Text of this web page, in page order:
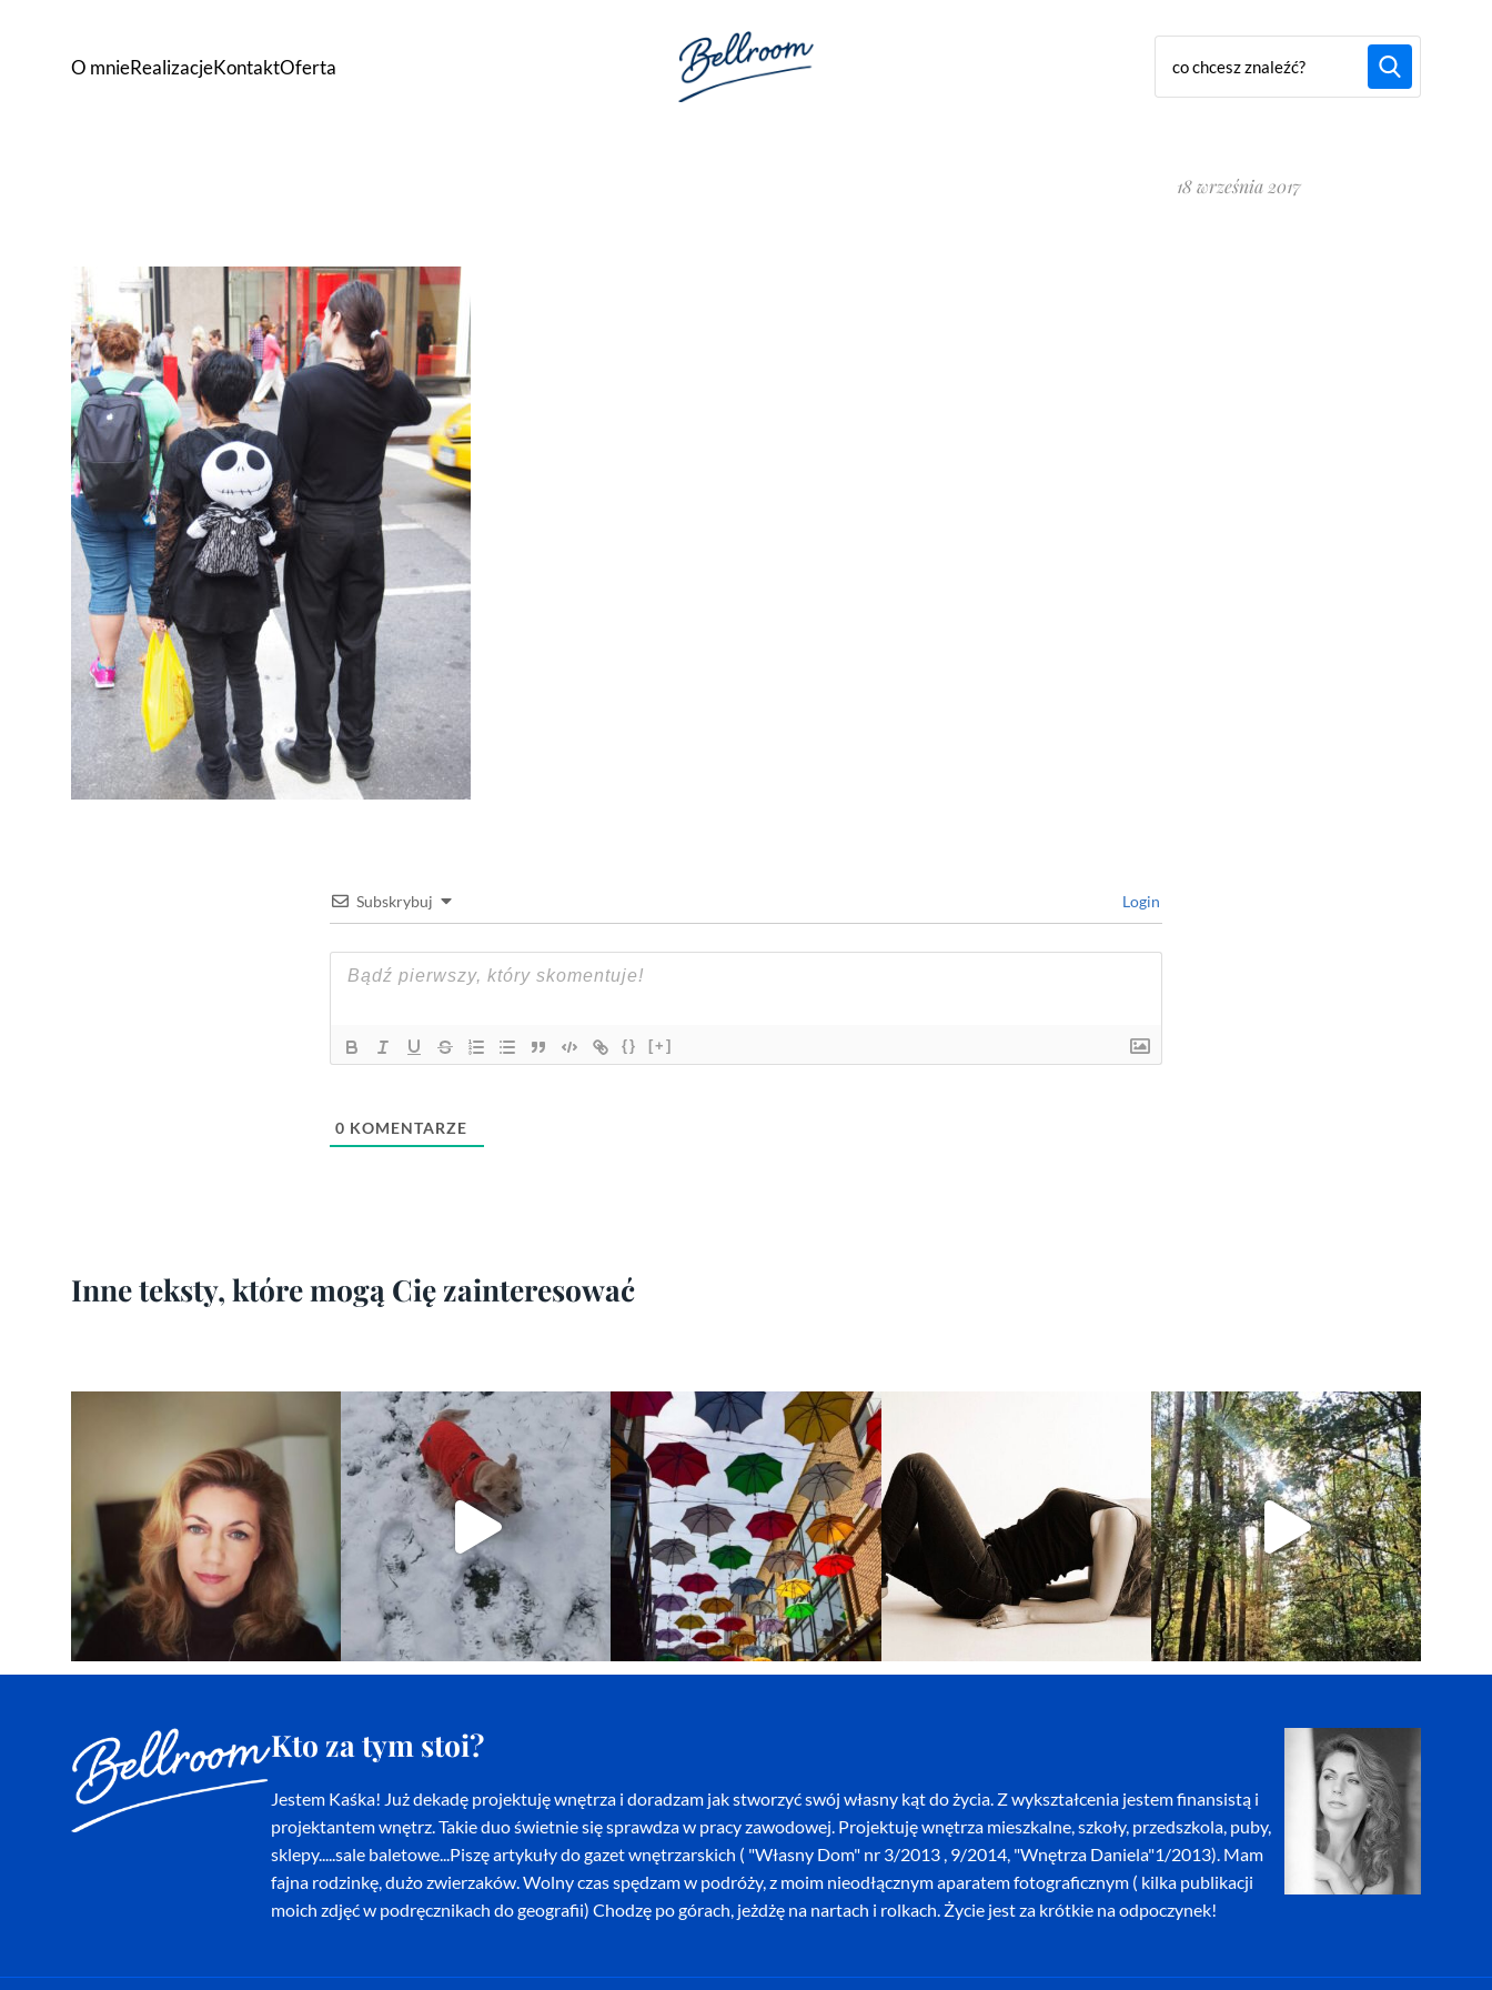
O mnieRealizacjeKontaktOferta
18 września 2017
Subskrybuj Login
{} [+]
0 KOMENTARZE
Inne teksty, które mogą Cię zainteresować
Kto za tym stoi?
Jestem Kaśka! Już dekadę projektuję wnętrza i doradzam jak stworzyć swój własny kąt do życia. Z wykształcenia jestem finansistą i
projektantem wnętrz. Takie duo świetnie się sprawdza w pracy zawodowej. Projektuję wnętrza mieszkalne, szkoły, przedszkola, puby,
sklepy.....sale baletowe...Piszę artykuły do gazet wnętrzarskich ( "Własny Dom" nr 3/2013 , 9/2014, "Wnętrza Daniela"1/2013). Mam
fajna rodzinkę, dużo zwierzaków. Wolny czas spędzam w podróży, z moim nieodłącznym aparatem fotograficznym ( kilka publikacji
moich zdjęć w podręcznikach do geografii) Chodzę po górach, jeżdżę na nartach i rolkach. Życie jest za krótkie na odpoczynek!